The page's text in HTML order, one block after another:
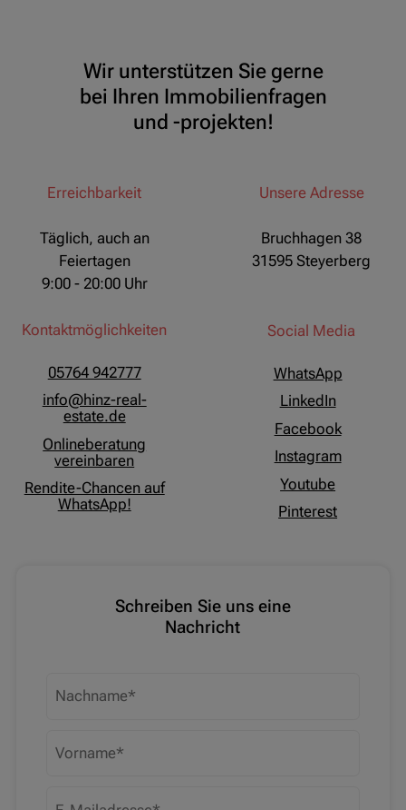
Wir unterstützen Sie gerne
bei Ihren Immobilienfragen
und -projekten!
Erreichbarkeit
Täglich, auch an
Feiertagen
9:00 - 20:00 Uhr
Kontaktmöglichkeiten
05764 942777
info@hinz-real-
estate.de
Onlineberatung
vereinbaren
Rendite-Chancen auf
WhatsApp!
Unsere Adresse
Bruchhagen 38
31595 Steyerberg
Social Media
WhatsApp
LinkedIn
Facebook
Instagram
Youtube
Pinterest
Schreiben Sie uns eine
Nachricht